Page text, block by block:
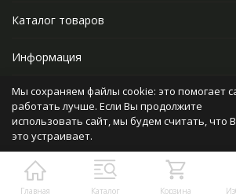
Главная Каталог Корзина
Каталог товаров
Информация
Прочее
Политика персональных данных
Разработано в
bodysite.ru
Мы сохраняем файлы cookie: это помогает
работать лучше. Если Вы продолжите
использовать сайт, мы будем считать, что
это устраивает.